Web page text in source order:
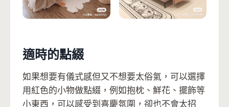
適時的點綴
如果想要有儀式感但又不想要太俗氣，可以選擇
用紅色的小物做點綴，例如抱枕、鮮花、擺飾等
小東西，可以感受到喜慶氛圍，卻也不會太招